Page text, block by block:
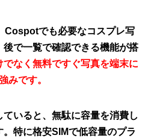
Cospotでも必要なコスプレ写
で一覧で確認できる機能が搭
でなく無料ですぐ写真を端末に
みです。
いると、無駄に容量を消費し
特に格安SIMで低容量のプラ